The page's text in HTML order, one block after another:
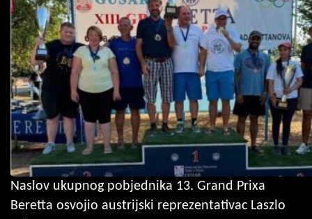
Naslov ukupnog pobjednika 13. Grand Prixa
Beretta osvojio austrijski reprezentativac Laszlo